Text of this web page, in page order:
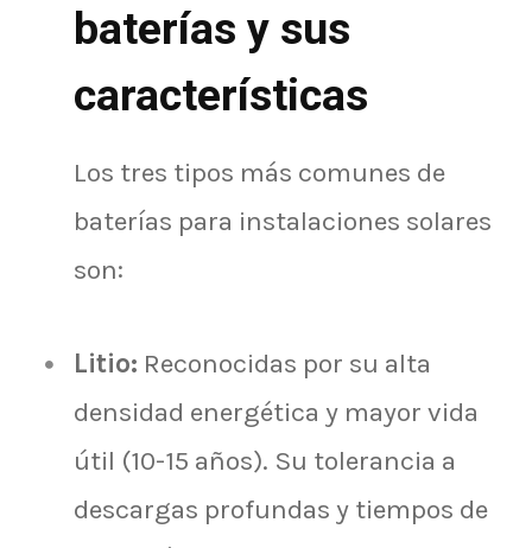
baterías y sus
características
Los tres tipos más comunes de
baterías para instalaciones solares
son:
Litio: Reconocidas por su alta
densidad energética y mayor vida
útil (10-15 años). Su tolerancia a
descargas profundas y tiempos de